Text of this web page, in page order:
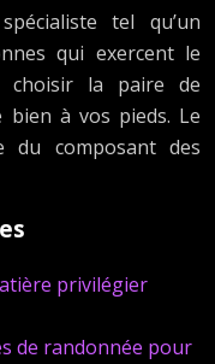
tel qu’un
qui exercent le
choisir la paire de
bien à vos pieds. Le
du composant des
privilégier
de randonnée pour